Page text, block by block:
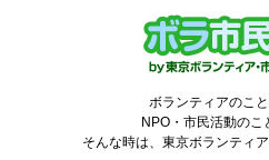
ボランティアのこと
NPO・市民活動のこ
そんな時は、東京ボランティ